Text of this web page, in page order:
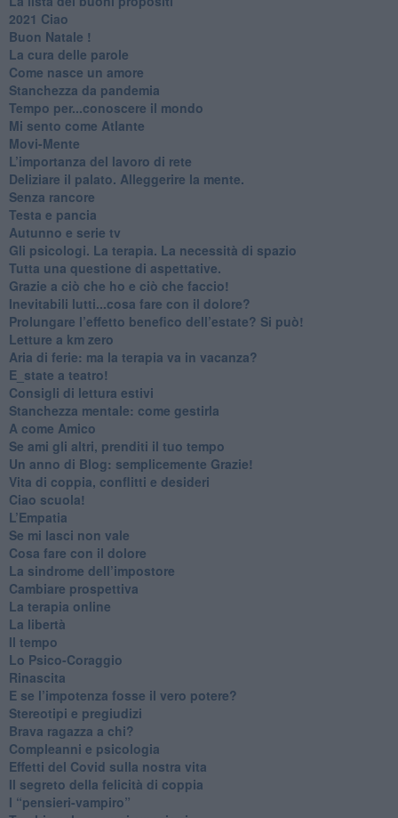
2021 Ciao
Buon Natale !
​La cura delle parole
​Come nasce un amore
Stanchezza da pandemia
​Tempo per...conoscere il mondo
​Mi sento come Atlante
​Movi-Mente
​L’importanza del lavoro di rete
​Deliziare il palato. Alleggerire la mente.
​Senza rancore
​Testa e pancia
​Autunno e serie tv
​Gli psicologi. La terapia. La necessità di spazio
​Tutta una questione di aspettative.
​Grazie a ciò che ho e ciò che faccio!
​Inevitabili lutti...cosa fare con il dolore?
Prolungare l’effetto benefico dell’estate? Si può!
​Letture a km zero
​Aria di ferie: ma la terapia va in vacanza?
​E_state a teatro!
​Consigli di lettura estivi
​Stanchezza mentale: come gestirla
​A come Amico
​Se ami gli altri, prenditi il tuo tempo
​Un anno di Blog: semplicemente Grazie!
​Vita di coppia, conflitti e desideri
​Ciao scuola!
​L’Empatia
​Se mi lasci non vale
Cosa fare con il dolore
​La sindrome dell’impostore
​Cambiare prospettiva
La terapia online
La libertà
​Il tempo
​Lo Psico-Coraggio
Rinascita
​E se l’impotenza fosse il vero potere?
Stereotipi e pregiudizi
​Brava ragazza a chi?
​Compleanni e psicologia
Effetti del Covid sulla nostra vita
Il segreto della felicità di coppia
​I “pensieri-vampiro”